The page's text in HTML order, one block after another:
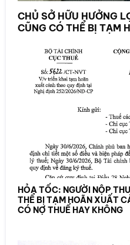
CHỦ SỞ HỮU HƯỞNG
CŨNG CÓ THỂ BỊ TẠM
HỎA TỐC: NGƯỜI NỘP
THỂ BỊ TẠM HOÃN XUẤT
CÓ NỢ THUẾ HAY KHÔNG